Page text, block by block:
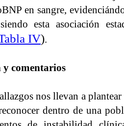
en sangre,
esta asociación
IV).
y
nos llevan a
dentro de una